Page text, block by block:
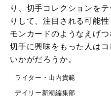
り、切手コレクションを
りして、注目される可能
モンカードのようなえげ
切手に興味をもった人は
いかがだろうか。
ライター・山内貴範
デイリー新潮編集部